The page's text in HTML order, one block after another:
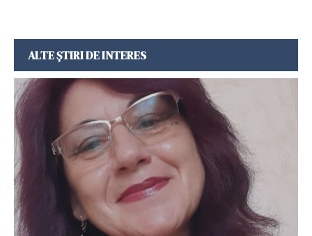
ALTE ȘTIRI DE INTERES